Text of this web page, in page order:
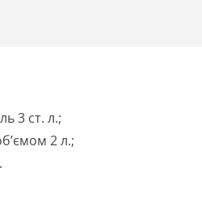
3 ст. л.;
2 л.;